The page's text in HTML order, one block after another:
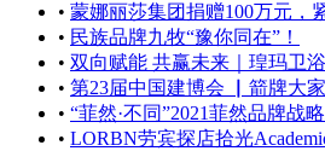
• 蒙娜丽莎集团捐赠100万元，
• 民族品牌九牧“豫你同在”！
• 双向赋能 共赢未来｜瑝玛卫
• 第23届中国建博会 ▏箭牌大
• “菲然·不同”2021菲然品牌战
• LORBN劳宾探店拾光